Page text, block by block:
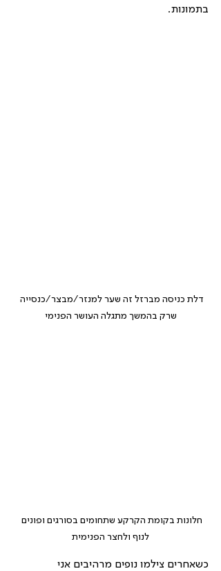
בתמונות.
דלת כניסה מברזל זה שער למנזר/מבצר/כנסייה
שרק בהמשך מתגלה העושר הפנימי
חלונות בקומת הקרקע שתחומים בסורגים ופונים
לנוף ולחצר הפנימית
כשאחרים צילמו נופים מרהיבים אני